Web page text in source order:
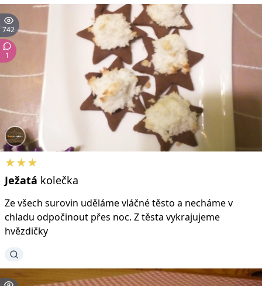
742
1
★★★
Ježatá kolečka
Ze všech surovin uděláme vláčné těsto a necháme v
chladu odpočinout přes noc. Z těsta vykrajujeme
hvězdičky